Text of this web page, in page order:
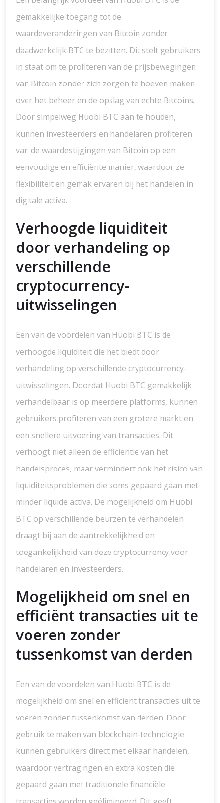
gemakkelijke toegang tot de
waardeveranderingen van Bitcoin zonder
daadwerkelijk BTC te bezitten. Dit stelt gebruikers
in staat om te profiteren van de prijsbewegingen
van Bitcoin zonder zich zorgen te hoeven maken
over het beheer en de opslag van echte Bitcoins.
Door simpelweg Huobi BTC aan te houden,
kunnen investeerders en handelaren profiteren
van de waardestijgingen van Bitcoin op een
eenvoudige en efficiënte manier, waardoor ze
flexibiliteit en gemak ervaren bij het handelen in
digitale activa.
Verhoogde liquiditeit
door verhandeling op
verschillende
cryptocurrency-
uitwisselingen
Een van de voordelen van Huobi BTC is de
verhoogde liquiditeit die het biedt door
verhandeling op verschillende cryptocurrency-
uitwisselingen. Doordat Huobi BTC gemakkelijk
verhandelbaar is op meerdere platforms, kunnen
gebruikers profiteren van een grotere markt en
een snellere uitvoering van transacties. Dit
verhoogt niet alleen de efficiëntie van het
handelsproces, maar vermindert ook het risico van
liquiditeitsproblemen die soms gepaard gaan met
minder liquide activa. De mogelijkheid om Huobi
BTC op verschillende beurzen te verhandelen
draagt bij aan de aantrekkelijkheid en
toegankelijkheid van deze cryptocurrency voor
handelaren en investeerders.
Mogelijkheid om snel en
efficiënt transacties uit te
voeren zonder
tussenkomst van derden
Een van de voordelen van Huobi BTC is de
mogelijkheid om snel en efficiënt transacties uit te
voeren zonder tussenkomst van derden. Door
gebruik te maken van blockchain-technologie
kunnen gebruikers direct met elkaar handelen,
waardoor vertragingen en extra kosten die
gepaard gaan met traditionele financiële